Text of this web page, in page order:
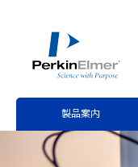
製品案内